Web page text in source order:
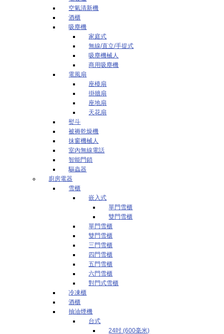
空氣清新機
酒櫃
吸塵機
家庭式
無線/直立/手提式
吸塵機械人
商用吸塵機
電風扇
座檯扇
掛牆扇
座地扇
天花扇
熨斗
被褥乾燥機
抹窗機械人
室內無線電話
智能門鎖
驅蟲器
廚房電器
雪櫃
嵌入式
單門雪櫃
雙門雪櫃
單門雪櫃
雙門雪櫃
三門雪櫃
四門雪櫃
五門雪櫃
六門雪櫃
對門式雪櫃
冷凍櫃
酒櫃
抽油煙機
台式
24吋 (600毫米)